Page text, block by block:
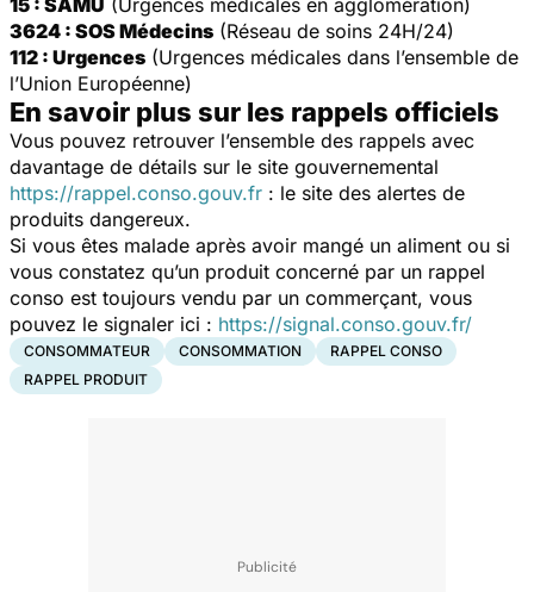
3624 : SOS Médecins (Réseau de soins 24H/24)
112 : Urgences (Urgences médicales dans l’ensemble de
l’Union Européenne)
En savoir plus sur les rappels officiels
Vous pouvez retrouver l’ensemble des rappels avec
davantage de détails sur le site gouvernemental
https://rappel.conso.gouv.fr : le site des alertes de
produits dangereux.
Si vous êtes malade après avoir mangé un aliment ou si
vous constatez qu’un produit concerné par un rappel
conso est toujours vendu par un commerçant, vous
pouvez le signaler ici : https://signal.conso.gouv.fr/
CONSOMMATEUR CONSOMMATION
RAPPEL CONSO
RAPPEL PRODUIT